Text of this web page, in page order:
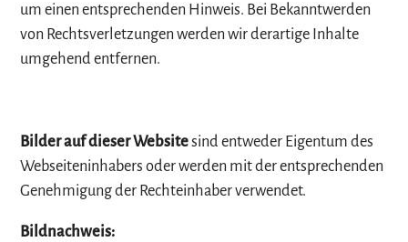
um einen entsprechenden Hinweis. Bei Bekanntwerden
von Rechtsverletzungen werden wir derartige Inhalte
umgehend entfernen.
Bilder auf dieser Websitesind entweder Eigentum des
Webseiteninhabers oder werden mit der entsprechenden
Genehmigung der Rechteinhaber verwendet.
Bildnachweis: